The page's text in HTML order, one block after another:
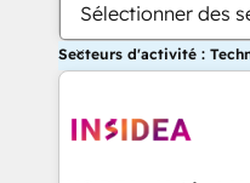
Sélectionner des
Secteurs d'activité :